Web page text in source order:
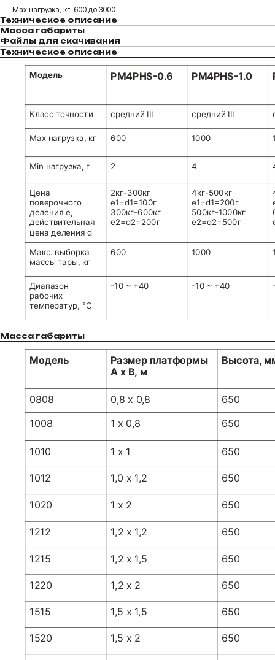
Max нагрузка, кг: 600 до 3000
Техническое описание
Масса габариты
Файлы для скачивания
Техническое описание
Масса габариты